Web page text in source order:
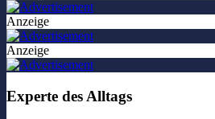
Anzeige
Anzeige
Experte des Alltags